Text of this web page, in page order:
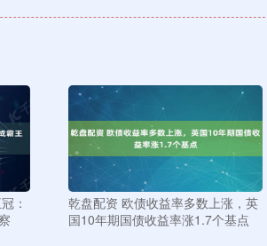
：
乾盘配资 欧债收益率多数上涨，英
国10年期国债收益率涨1.7个基点